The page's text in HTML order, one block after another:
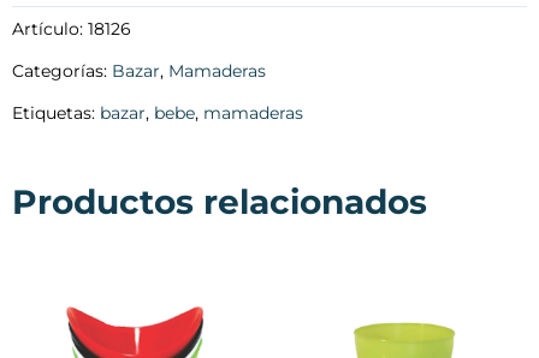
Artículo: 18126
Categorías: Bazar, Mamaderas
Etiquetas: bazar, bebe, mamaderas
Productos relacionados